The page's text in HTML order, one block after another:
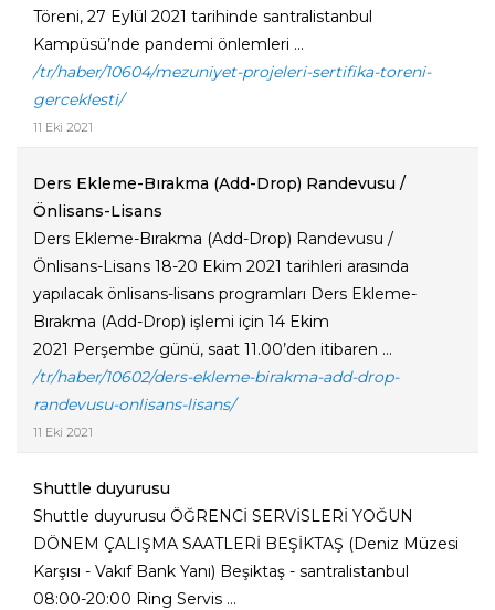
Töreni, 27 Eylül 2021 tarihinde santralistanbul
Kampüsü’nde pandemi önlemleri ...
/tr/haber/10604/mezuniyet-projeleri-sertifika-toreni-
gerceklesti/
11 Eki 2021
Ders Ekleme-Bırakma (Add-Drop) Randevusu /
Önlisans-Lisans
Ders Ekleme-Bırakma (Add-Drop) Randevusu /
Önlisans-Lisans 18-20 Ekim 2021 tarihleri arasında
yapılacak önlisans-lisans programları Ders Ekleme-
Bırakma (Add-Drop) işlemi için 14 Ekim
2021 Perşembe günü, saat 11.00’den itibaren ...
/tr/haber/10602/ders-ekleme-birakma-add-drop-
randevusu-onlisans-lisans/
11 Eki 2021
Shuttle duyurusu
Shuttle duyurusu ÖĞRENCİ SERVİSLERİ YOĞUN
DÖNEM ÇALIŞMA SAATLERİ BEŞİKTAŞ (Deniz Müzesi
Karşısı - Vakıf Bank Yanı) Beşiktaş - santralistanbul
08:00-20:00 Ring Servis ...